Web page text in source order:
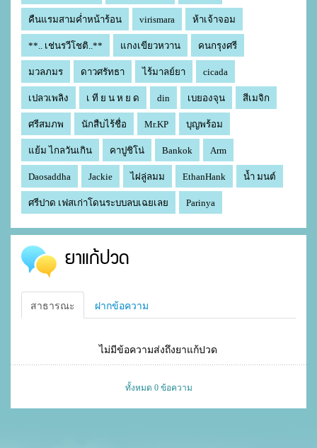
คืนแรมสามค่ำหน้าร้อน virismara ห้าเจ้าจอม
**.. เช่นรวีโชติ..** แกงเขียวหวาน คนกรุงศรี
มวลภมร ดาวศรัทธา ไร้มาลย์ยา cicada
เปลวเพลิง เ ที ย น ห ย ด din เบยองจุน สีเมจิก
ศรีสมภพ นักสืบไร้ชื่อ Mr.KP บุญพร้อม
แย้ม ไกลวันเกิน คาปูชิโน่ Bankok Arm
Daosaddha Jackie ไผ่ลู่ลมม EthanHank น้ำ มนต์
ศรีปาด เฟสเก่าโดนระบบลบเฉยเลย Parinya
ยาแก้ปวด
สาธารณะ ฝากข้อความ
ไม่มีข้อความส่งถึงยาแก้ปวด
ทั้งหมด 0 ข้อความ